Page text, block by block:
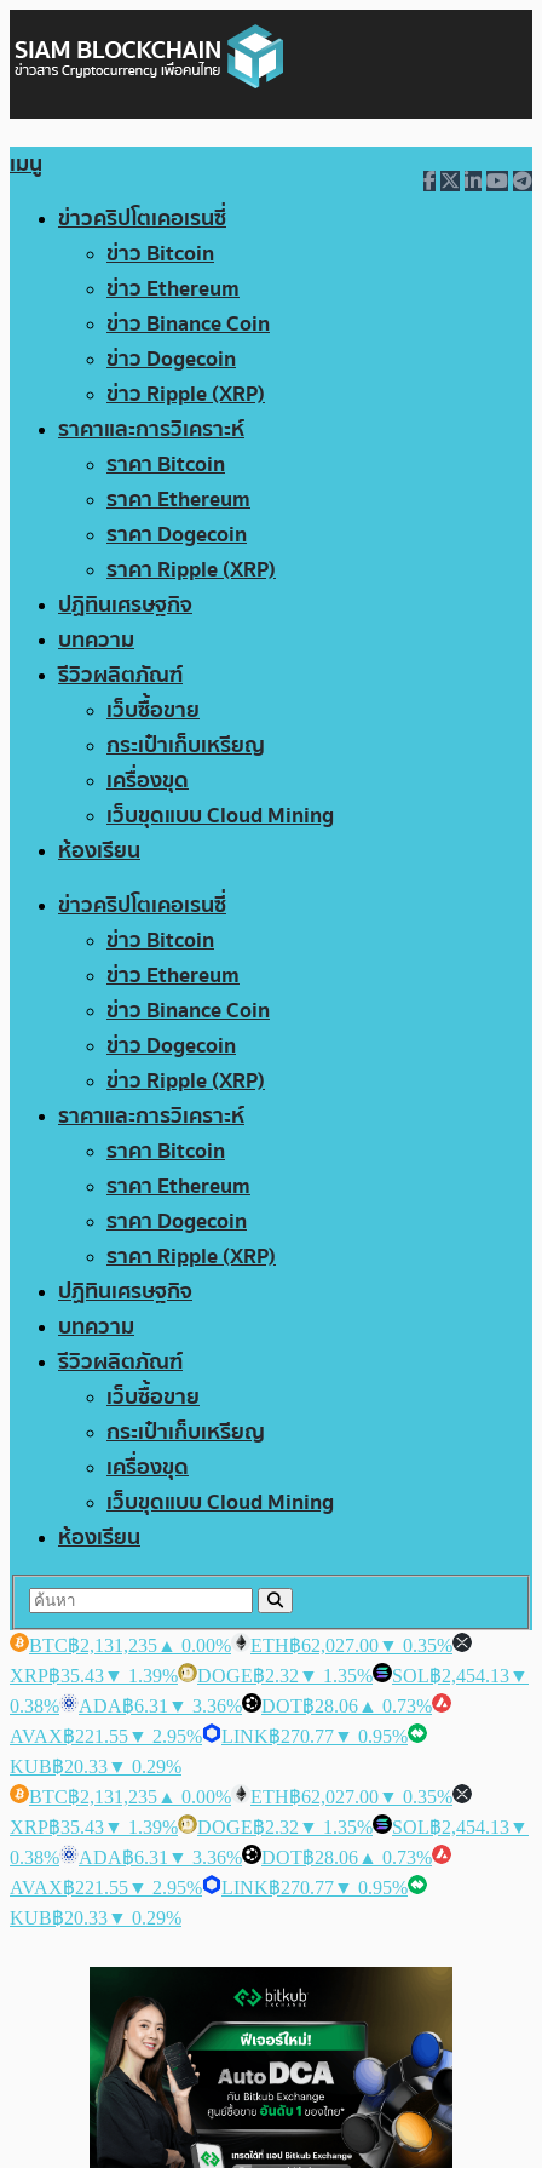
เมนู
ข่าวคริปโตเคอเรนซี่
ข่าว Bitcoin
ข่าว Ethereum
ข่าว Binance Coin
ข่าว Dogecoin
ข่าว Ripple (XRP)
ราคาและการวิเคราะห์
ราคา Bitcoin
ราคา Ethereum
ราคา Dogecoin
ราคา Ripple (XRP)
ปฏิทินเศรษฐกิจ
บทความ
รีวิวผลิตภัณฑ์
เว็บซื้อขาย
กระเป๋าเก็บเหรียญ
เครื่องขุด
เว็บขุดแบบ Cloud Mining
ห้องเรียน
ข่าวคริปโตเคอเรนซี่
ข่าว Bitcoin
ข่าว Ethereum
ข่าว Binance Coin
ข่าว Dogecoin
ข่าว Ripple (XRP)
ราคาและการวิเคราะห์
ราคา Bitcoin
ราคา Ethereum
ราคา Dogecoin
ราคา Ripple (XRP)
ปฏิทินเศรษฐกิจ
บทความ
รีวิวผลิตภัณฑ์
เว็บซื้อขาย
กระเป๋าเก็บเหรียญ
เครื่องขุด
เว็บขุดแบบ Cloud Mining
ห้องเรียน
BTC฿2,131,235 ▲ 0.00% ETH฿62,027.00▼ 0.35%
XRP฿35.43▼ 1.39% DOGE฿2.32 ▼ 1.35% SOL฿2,454.13▼
0.38%
ADA฿6.31 ▼ 3.36% DOT฿28.06 ▲ 0.73%
AVAX฿221.55▼ 2.95% LINK฿270.77▼ 0.95%
KUB฿20.33▼ 0.29%
BTC฿2,131,235 ▲ 0.00% ETH฿62,027.00▼ 0.35%
XRP฿35.43▼ 1.39% DOGE฿2.32 ▼ 1.35% SOL฿2,454.13▼
0.38%
ADA฿6.31 ▼ 3.36% DOT฿28.06 ▲ 0.73%
AVAX฿221.55▼ 2.95% LINK฿270.77▼ 0.95%
KUB฿20.33▼ 0.29%